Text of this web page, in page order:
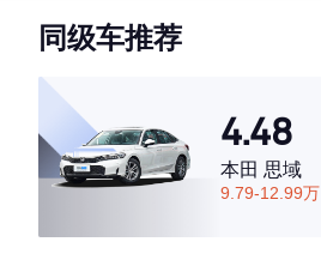
·内饰表现较为优秀，优于85%同级车
·空间表现一般，低于74%同级车
同级车推荐
4.48
本田 思域
9.79-12.99万